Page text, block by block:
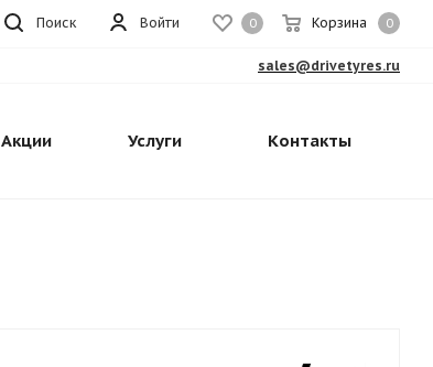
0 Корзина 0
Войти
Поиск
sales@drivetyres.ru
Акции Услуги Контакты